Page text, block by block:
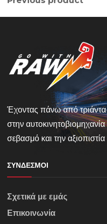
Έχοντας πάνω από τριάντα
στην
σεβασμό και την
ΣΎΝΔΕΣΜΟΙ
Σχετικά με εμάς
Επικοινωνία